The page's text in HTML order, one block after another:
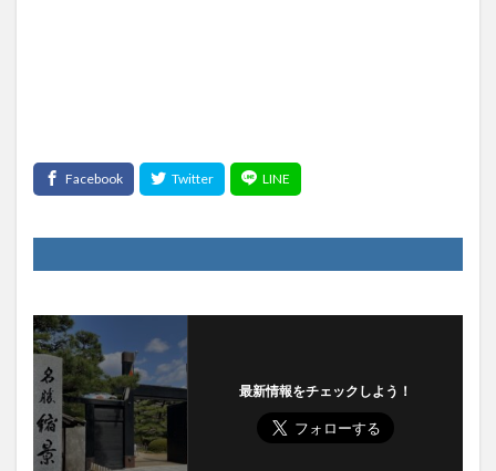
最新情報をチェックしよう！